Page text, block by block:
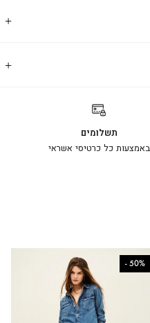
תשלומים
באמצעות כל כרטיסי אשראי
50%
-